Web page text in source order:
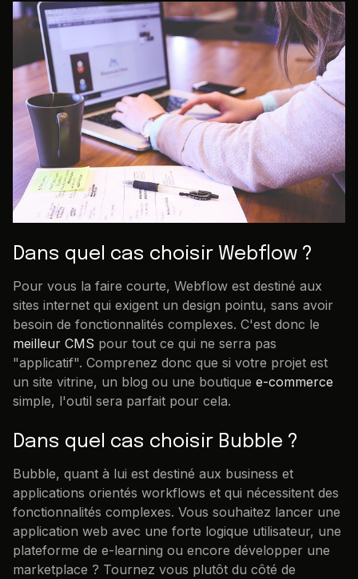
Dans quel cas choisir Webflow ?
Pour vous la faire courte, Webflow est destiné aux
sites internet qui exigent un design pointu, sans avoir
besoin de fonctionnalités complexes. C'est donc le
meilleur CMS pour tout ce qui ne serra pas
"applicatif". Comprenez donc que si votre projet est
un site vitrine, un blog ou une boutique e-commerce
simple, l'outil sera parfait pour cela.
Dans quel cas choisir Bubble ?
Bubble, quant à lui est destiné aux business et
applications orientés workflows et qui nécessitent des
fonctionnalités complexes. Vous souhaitez lancer une
application web avec une forte logique utilisateur, une
plateforme de e-learning ou encore développer une
marketplace ? Tournez vous plutôt du côté de